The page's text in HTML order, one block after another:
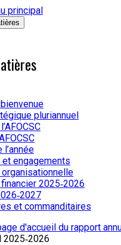
principal
pluriannuel
l’année
engagements
2025‑2026
et commanditaires
d'accueil du rapport
2025‑2026